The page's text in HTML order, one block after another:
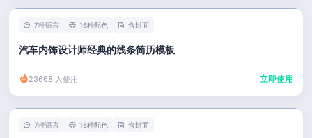
7种语言 16种配色 含封面
汽车内饰设计师经典的线条简历模板
23668 人使用 立即使用
7种语言 16种配色 含封面